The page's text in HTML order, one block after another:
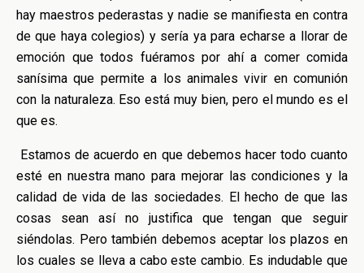
hay maestros pederastas y nadie se manifiesta en contra
de que haya colegios) y sería ya para echarse a llorar de
emoción que todos fuéramos por ahí a comer comida
sanísima que permite a los animales vivir en comunión
con la naturaleza. Eso está muy bien, pero el mundo es el
que es.
Estamos de acuerdo en que debemos hacer todo cuanto
esté en nuestra mano para mejorar las condiciones y la
calidad de vida de las sociedades. El hecho de que las
cosas sean así no justifica que tengan que seguir
siéndolas. Pero también debemos aceptar los plazos en
los cuales se lleva a cabo este cambio. Es indudable que